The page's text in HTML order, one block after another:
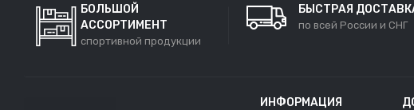
БОЛЬШОЙ
АССОРТИМЕНТ
спортивной продукции
БЫСТРАЯ
по всей России и СНГ
ИНФОРМАЦИЯ